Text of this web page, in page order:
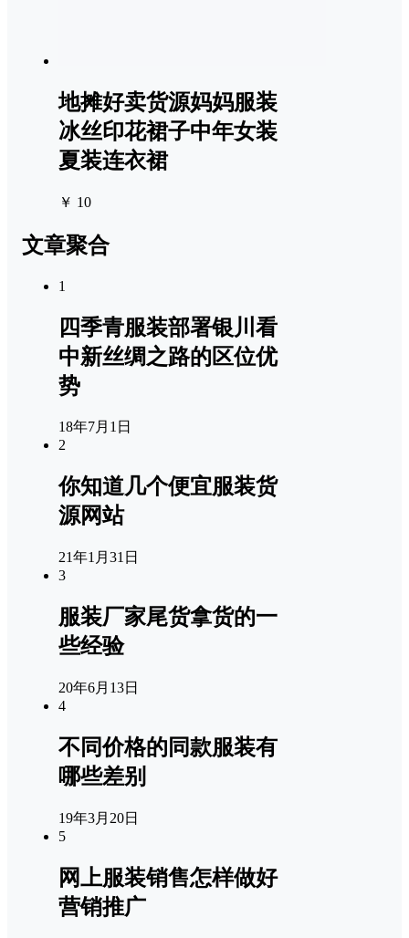
地摊好卖货源妈妈服装
冰丝印花裙子中年女装
夏装连衣裙
￥ 10
文章聚合
1
四季青服装部署银川看
中新丝绸之路的区位优
势
18年7月1日
2
你知道几个便宜服装货
源网站
21年1月31日
3
服装厂家尾货拿货的一
些经验
20年6月13日
4
不同价格的同款服装有
哪些差别
19年3月20日
5
网上服装销售怎样做好
营销推广